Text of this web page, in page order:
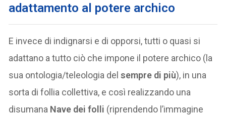
adattamento al potere archico
E invece di indignarsi e di opporsi, tutti o quasi si
adattano a tutto ciò che impone il potere archico (la
sua ontologia/teleologia delsempre di più), in una
sorta di follia collettiva, e così realizzando una
disumana Nave dei folli (riprendendo l’immagine